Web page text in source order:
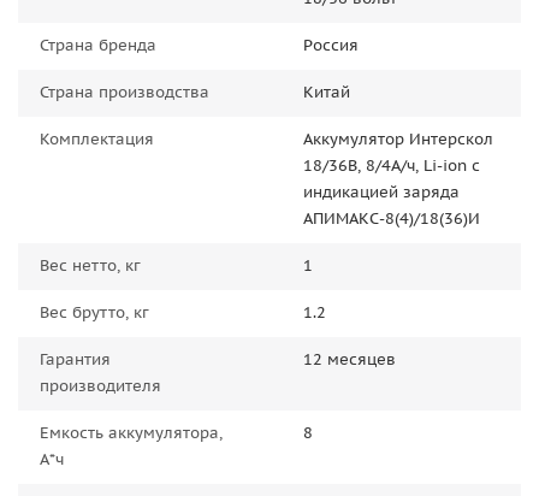
Страна бренда Россия
Страна производства Китай
Комплектация
Аккумулятор Интерскол
18/36В, 8/4А/ч, Li-ion с
индикацией заряда
АПИМАКС-8(4)/18(36)И
Вес нетто, кг 1
Вес брутто, кг 1.2
Гарантия
производителя
12 месяцев
Емкость аккумулятора,
А*ч
8